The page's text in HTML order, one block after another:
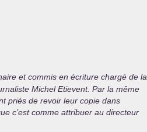
et commis en écriture chargé de la
Michel Etievent. Par la même
priés de revoir leur copie dans
c’est comme attribuer au directeur